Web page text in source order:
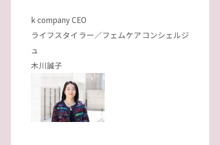
k company CEO
ライフスタイラー／フェムケアコンシェルジ
ュ
木川誠子